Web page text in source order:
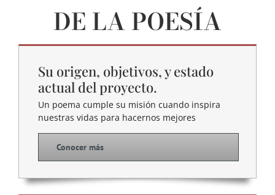
DE LA POESÍA
Su origen, objetivos, y estado
actual del proyecto.
Un poema cumple su misión cuando inspira
nuestras vidas para hacernos mejores
Conocer más